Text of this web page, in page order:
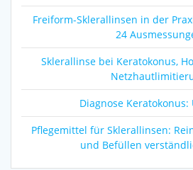
Freiform-Sklerallinsen in der
24
Sklerallinse bei Keratokonus,
Diagnose Keratokonus:
Pflegemittel für Sklerallinsen:
und Befüllen